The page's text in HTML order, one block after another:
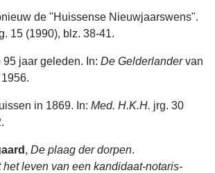
de "Huissense Nieuwjaarswens".
15 (1990), blz. 38-41.
95 jaar geleden. In: De Gelderlandervan
in 1869. In: Med. H.K.H. jrg. 30
, De plaag der dorpen.
het leven van een kandidaat-notaris-